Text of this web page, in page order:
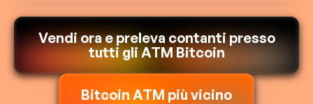
Vendi ora e preleva contantipresso
tutti gli ATM Bitcoin
Bitcoin ATM più vicino